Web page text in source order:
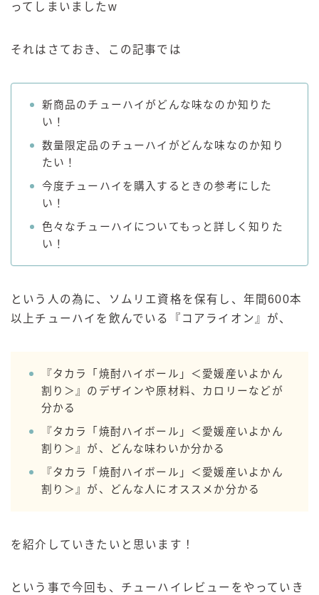
ほろよい
角ハイボール
アサヒ
贅沢搾り
樽ハイ倶楽部
ザ・レモンクラフト
ザ・カクテルクラフト
Slat(すらっと）
クリアクーラー
濃いめのレモンサワー
三ツ星グレフルサワー
99.99（フォーナイン）
レモン・ザ・リッチ
男梅サワー
キレートレモンサワー
焼酎ハイボール
ってしまいましたw
それはさておき、この記事では
新商品のチューハイがどんな味なのか知りた
い！
数量限定品のチューハイがどんな味なのか知り
たい！
今度チューハイを購入するときの参考にした
い！
色々なチューハイについてもっと詳しく知りた
い！
という人の為に、ソムリエ資格を保有し、年間600本
以上チューハイを飲んでいる『コアライオン』が、
『タカラ「焼酎ハイボール」＜愛媛産いよかん
割り＞』のデザインや原材料、カロリーなどが
分かる
『タカラ「焼酎ハイボール」＜愛媛産いよかん
割り＞』が、どんな味わいか分かる
『タカラ「焼酎ハイボール」＜愛媛産いよかん
割り＞』が、どんな人にオススメか分かる
を紹介していきたいと思います！
という事で今回も、チューハイレビューをやっていき